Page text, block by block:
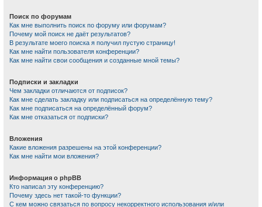
Поиск по форумам
Как мне выполнить поиск по форуму или форумам?
Почему мой поиск не даёт результатов?
В результате моего поиска я получил пустую страницу!
Как мне найти пользователя конференции?
Как мне найти свои сообщения и созданные мной темы?
Подписки и закладки
Чем закладки отличаются от подписок?
Как мне сделать закладку или подписаться на определённую тему?
Как мне подписаться на определённый форум?
Как мне отказаться от подписки?
Вложения
Какие вложения разрешены на этой конференции?
Как мне найти мои вложения?
Информация о phpBB
Кто написал эту конференцию?
Почему здесь нет такой-то функции?
С кем можно связаться по вопросу некорректного использования и/или